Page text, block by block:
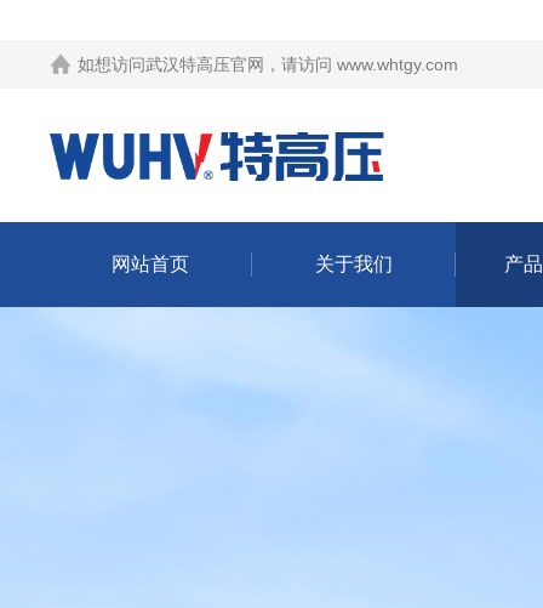
如想访问武汉特高压官网，请访问 www.whtgy.com
网站首页 关于我们 产